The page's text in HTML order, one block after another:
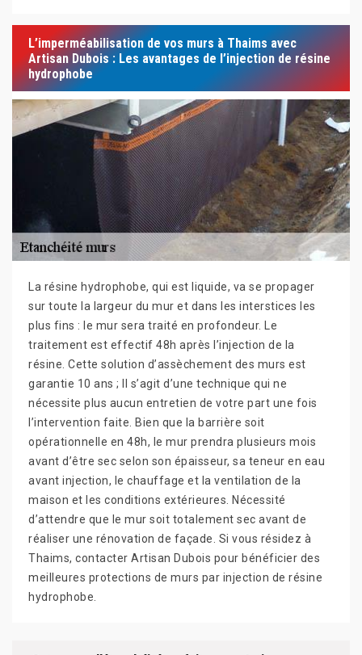
L’imperméabilisation de vos murs à Thaims avec
Artisan Dubois : Les avantages de l’injection de résine
hydrophobe
La résine hydrophobe, qui est liquide, va se propager
sur toute la largeur du mur et dans les interstices les
plus fins : le mur sera traité en profondeur. Le
traitement est effectif 48h après l’injection de la
résine. Cette solution d’assèchement des murs est
garantie 10 ans ; Il s’agit d’une technique qui ne
nécessite plus aucun entretien de votre part une fois
l’intervention faite. Bien que la barrière soit
opérationnelle en 48h, le mur prendra plusieurs mois
avant d’être sec selon son épaisseur, sa teneur en eau
avant injection, le chauffage et la ventilation de la
maison et les conditions extérieures. Nécessité
d’attendre que le mur soit totalement sec avant de
réaliser une rénovation de façade. Si vous résidez à
Thaims, contacter Artisan Dubois pour bénéficier des
meilleures protections de murs par injection de résine
hydrophobe.